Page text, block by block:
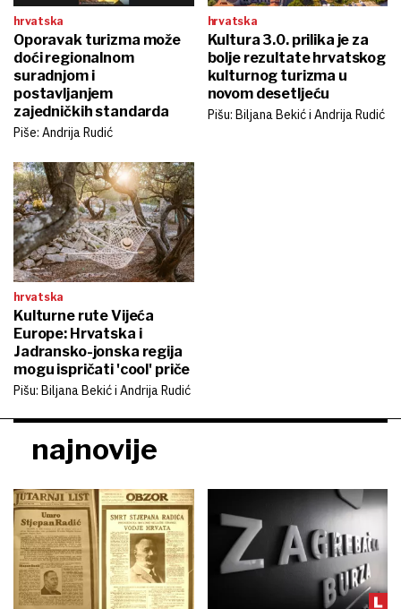
hrvatska
Oporavak turizma može
doći regionalnom
suradnjom i
postavljanjem
zajedničkih standarda
Piše: Andrija Rudić
hrvatska
Kultura 3.0. prilika je za
bolje rezultate hrvatskog
kulturnog turizma u
novom desetljeću
Pišu: Biljana Bekić i Andrija Rudić
hrvatska
Kulturne rute Vijeća
Europe: Hrvatska i
Jadransko-jonska regija
mogu ispričati 'cool' priče
Pišu: Biljana Bekić i Andrija Rudić
najnovije